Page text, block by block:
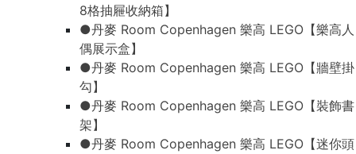
8格抽屜收納箱】
●丹麥 Room Copenhagen 樂高 LEGO【樂高人
偶展示盒】
●丹麥 Room Copenhagen 樂高 LEGO【牆壁掛
勾】
●丹麥 Room Copenhagen 樂高 LEGO【裝飾書
架】
●丹麥 Room Copenhagen 樂高 LEGO【迷你頭